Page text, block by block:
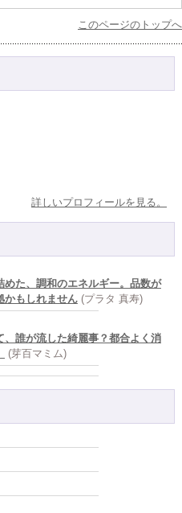
このページのトップへ
詳しいプロフィールを見る。
た、調和のエネルギー。品数が
かもしれません (プラタ 真寿)
、誰が流した綺麗事？都合よく消
(芽百マミム)
られない人を愛と呼ぶほど、人
に、自分の道を切り拓く日
くて勇気だったお話